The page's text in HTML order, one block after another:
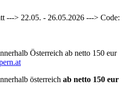
---> 22.05. - 26.05.2026 ---> Code:
Österreich ab netto 150 eur
österreich ab netto 150 eur